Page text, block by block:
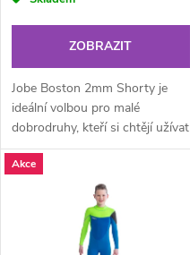
o
d
u
k
d
u
k
ZOBRAZIT
Jobe Boston 2mm Shorty je
ideální volbou pro malé
dobrodruhy, kteří si chtějí užívat
vodní sporty v maximálním
pohodlí! Tento plně strečový...
Akce